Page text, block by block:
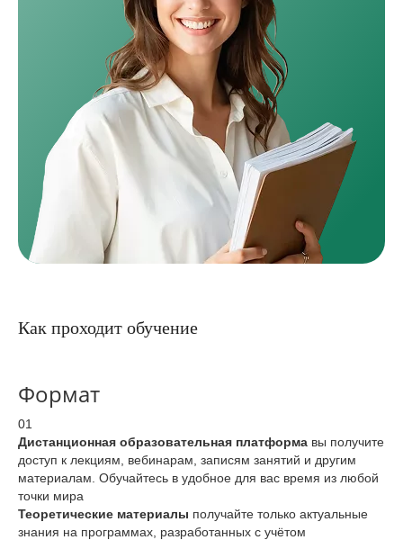
Как проходит обучение
Формат
01
Дистанционная образовательная платформа вы получите
доступ к лекциям, вебинарам, записям занятий и другим
материалам. Обучайтесь в удобное для вас время из любой
точки мира
Теоретические материалы получайте только актуальные
знания на программах, разработанных с учётом